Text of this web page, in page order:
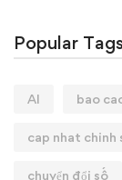
Popular
AI bao
cap nhat chinh
chuyển đổi số